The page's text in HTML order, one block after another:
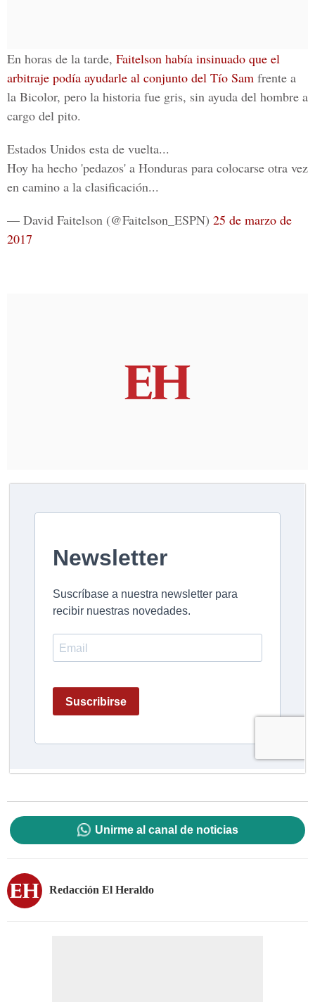
En horas de la tarde, Faitelson había insinuado que el
arbitraje podía ayudarle al conjunto del Tío Sam frente a
la Bicolor, pero la historia fue gris, sin ayuda del hombre a
cargo del pito.
Estados Unidos esta de vuelta...
Hoy ha hecho 'pedazos' a Honduras para colocarse otra vez
en camino a la clasificación...
— David Faitelson (@Faitelson_ESPN) 25 de marzo de
2017
Unirme al canal de noticias
Redacción El Heraldo